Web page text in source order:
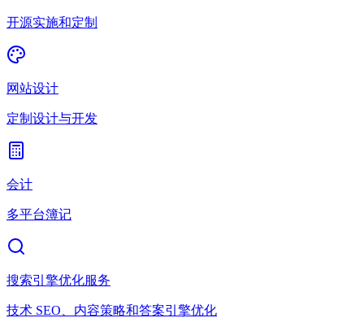
开源实施和定制
网站设计
定制设计与开发
会计
多平台簿记
搜索引擎优化服务
技术 SEO、内容策略和答案引擎优化